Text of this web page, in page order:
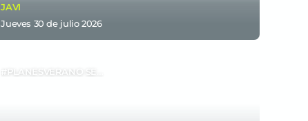
JAVI
jueves 30 de julio 2026